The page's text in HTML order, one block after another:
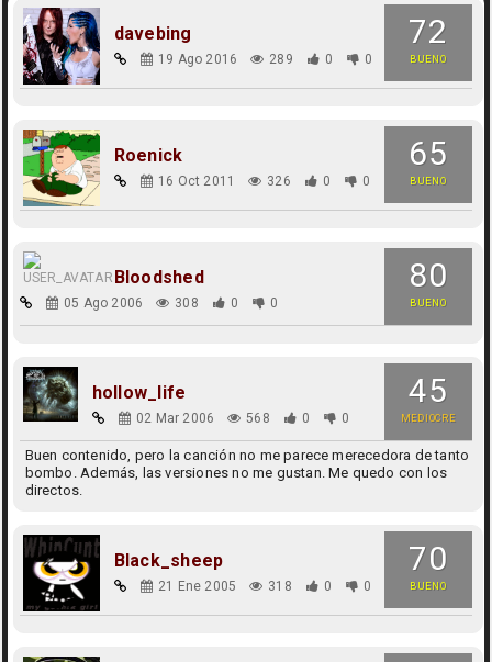
72
BUENO
davebing
19 Ago 2016 289 0 0
65
BUENO
Roenick
16 Oct 2011 326 0 0
80
BUENO
Bloodshed
05 Ago 2006 308 0 0
45
MEDIOCRE
hollow_life
02 Mar 2006 568 0 0
Buen contenido, pero la canción no me parece merecedora de tanto
bombo. Además, las versiones no me gustan. Me quedo con los
directos.
70
BUENO
Black_sheep
21 Ene 2005 318 0 0